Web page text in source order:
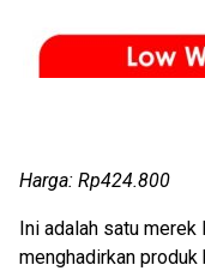
Harga: Rp424.800
Ini adalah satu
menghadirkan